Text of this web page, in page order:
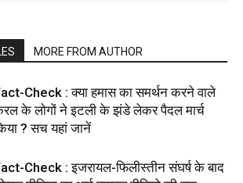
MORE FROM AUTHOR
Check : क्या हमास का समर्थन करने वाले
के लोगों ने इटली के झंडे लेकर पैदल मार्च
? सच यहां जानें
Check : इजरायल-फिलीस्तीन संघर्ष के बाद